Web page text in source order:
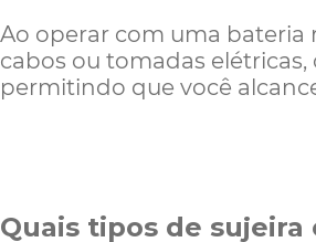
Ao operar com uma bateria
cabos ou tomadas
permitindo que você
Quais tipos de sujeira